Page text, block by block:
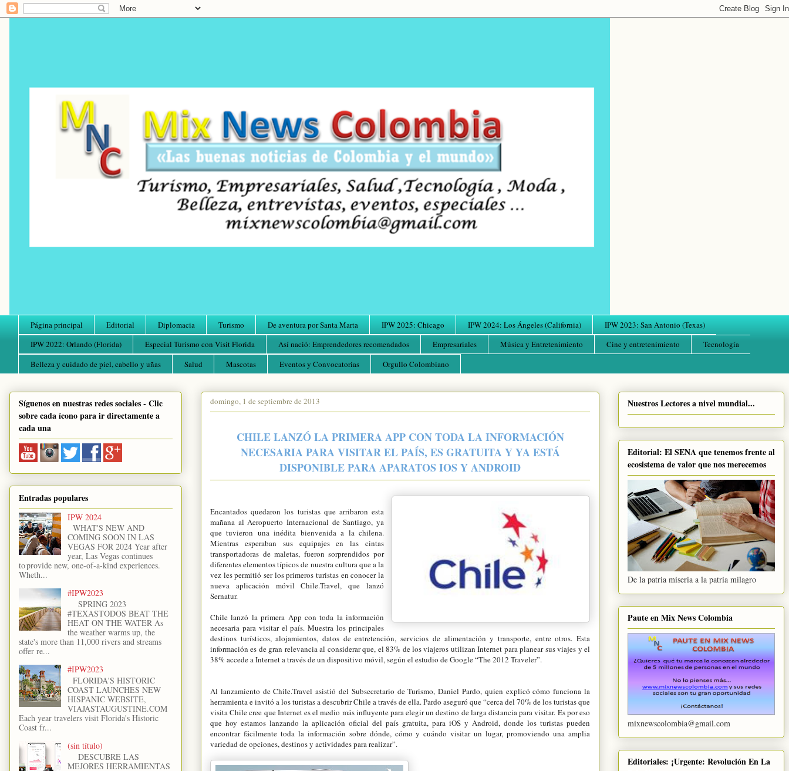
Página principal Editorial Diplomacia Turismo De aventura por Santa Marta IPW 2025: Chicago IPW 2024: Los Ángeles (California)
IPW 2023: San Antonio (Texas)
IPW 2022: Orlando (Florida)
Especial Turismo con Visit Florida Así nació: Emprendedores recomendados Empresariales Música y Entretenimiento Cine y entretenimiento
Tecnología
Belleza y cuidado de piel, cabello y uñas
Salud Mascotas Eventos y Convocatorias Orgullo Colombiano
domingo, 1 de septiembre de 2013
CHILE LANZÓ LA PRIMERA APP CON TODA LA INFORMACIÓN
NECESARIA PARA VISITAR EL PAÍS, ES GRATUITA Y YA ESTÁ
DISPONIBLE PARA APARATOS IOS Y ANDROID
Encantados quedaron los turistas que arribaron esta
mañana al Aeropuerto Internacional de Santiago, ya
que tuvieron una inédita bienvenida a la chilena.
Mientras esperaban sus equipajes en las cintas
transportadoras de maletas, fueron sorprendidos por
diferentes elementos típicos de nuestra cultura que a la
vez les permitió ser los primeros turistas en conocer la
nueva aplicación móvil Chile.Travel, que lanzó
Sernatur.
Chile lanzó la primera App con toda la información
necesaria para visitar el país. Muestra los principales
destinos turísticos, alojamientos, datos de entretención, servicios de alimentación y transporte, entre otros. Esta
información es de gran relevancia al considerar que, el 83% de los viajeros utilizan Internet para planear sus viajes y el
38% accede a Internet a través de un dispositivo móvil, según el estudio de Google “The 2012 Traveler”.
Al lanzamiento de Chile.Travel asistió del Subsecretario de Turismo, Daniel Pardo, quien explicó cómo funciona la
herramienta e invitó a los turistas a descubrir Chile a través de ella. Pardo aseguró que “cerca del 70% de los turistas que
visita Chile cree que Internet es el medio más influyente para elegir un destino de larga distancia para visitar. Es por eso
que hoy estamos lanzando la aplicación oficial del país gratuita, para iOS y Android, donde los turistas pueden
encontrar fácilmente toda la información sobre dónde, cómo y cuándo visitar un lugar, promoviendo una amplia
variedad de opciones, destinos y actividades para realizar”.
Síguenos en nuestras redes sociales - Clic
sobre cada ícono para ir directamente a
cada una
Entradas populares
IPW 2024
WHAT'S NEW AND
COMING SOON IN LAS
VEGAS FOR 2024 Year after
year, Las Vegas continues
to provide new, one-of-a-kind experiences.
Wheth...
#IPW2023
SPRING 2023
#TEXASTODOS BEAT THE
HEAT ON THE WATER As
the weather warms up, the
state's more than 11,000 rivers and streams
offer re...
#IPW2023
FLORIDA'S HISTORIC
COAST LAUNCHES NEW
HISPANIC WEBSITE,
VIAJASTAUGUSTINE.COM
Each year travelers visit Florida's Historic
Coast fr...
(sin título)
DESCUBRE LAS
MEJORES HERRAMIENTAS
Nuestros Lectores a nivel mundial...
Editorial: El SENA que tenemos frente al
ecosistema de valor que nos merecemos
De la patria miseria a la patria milagro
Paute en Mix News Colombia
mixnewscolombia@gmail.com
Editoriales: ¡Urgente: Revolución En La